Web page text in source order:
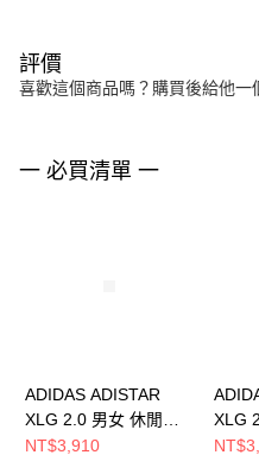
評價
喜歡這個商品嗎？購買後給他一
一 必買清單 一
ADIDAS ADISTAR
XLG 2.0 男女 休閒鞋
HQ7553
NT$3,910
XLG